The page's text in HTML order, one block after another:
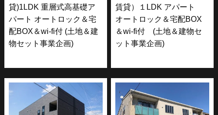
貸)1LDK 重層式高基礎ア
パート オートロック＆宅
配BOX＆wi-fi付 (土地＆建
物セット事業企画)
賃貸）１LDK アパート
オートロック＆宅配BOX
＆wi-fi付 (土地＆建物セ
ット事業企画)